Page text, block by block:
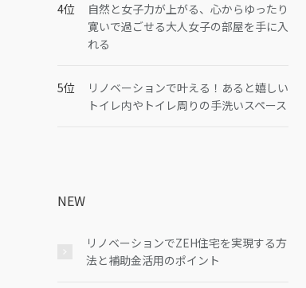
自然と女子力が上がる、心からゆったり
寛いで過ごせる大人女子の部屋を手に入
れる
リノベーションで叶える！あると嬉しい
トイレ内やトイレ周りの手洗いスペース
NEW
リノベーションでZEH住宅を実現する方
法と補助金活用のポイント